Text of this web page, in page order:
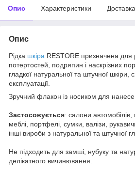
Опис Характеристики Доставка
Опис
Рідка шкіра RESTORE призначена для
потертостей, подряпин і наскрізних
гладкої натуральної та штучної шкіри,
експлуатації.
Зручний флакон із носиком для
Застосовується: салони автомобілів,
меблі, портфелі, сумки, валізи,
інші вироби з натуральної та штучної
Не підходить для замші, нубуку та
делікатного вичинювання.